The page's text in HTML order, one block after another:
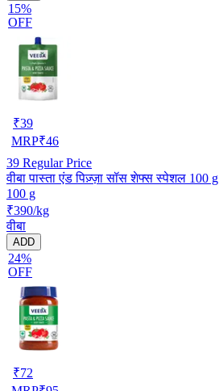
15%
OFF
₹39
MRP₹46
39 Regular Price
वीबा पास्ता एंड पिज़्ज़ा सॉस शेफ्स स्पेशल 100 g
100 g
₹390/kg
वीबा
ADD
24%
OFF
₹72